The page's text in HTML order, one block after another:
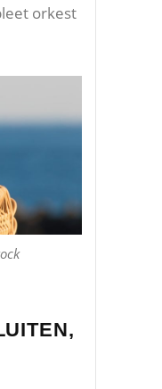
orkest